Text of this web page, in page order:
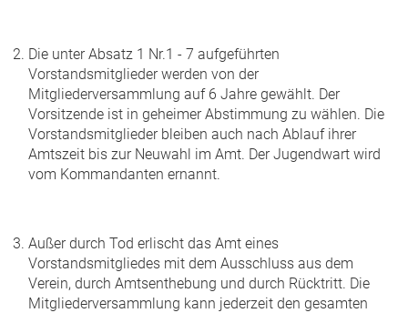
Die unter Absatz 1 Nr.1 - 7 aufgeführten
Vorstandsmitglieder werden von der
Mitgliederversammlung auf 6 Jahre gewählt. Der
Vorsitzende ist in geheimer Abstimmung zu wählen. Die
Vorstandsmitglieder bleiben auch nach Ablauf ihrer
Amtszeit bis zur Neuwahl im Amt. Der Jugendwart wird
vom Kommandanten ernannt.
Außer durch Tod erlischt das Amt eines
Vorstandsmitgliedes mit dem Ausschluss aus dem
Verein, durch Amtsenthebung und durch Rücktritt. Die
Mitgliederversammlung kann jederzeit den gesamten